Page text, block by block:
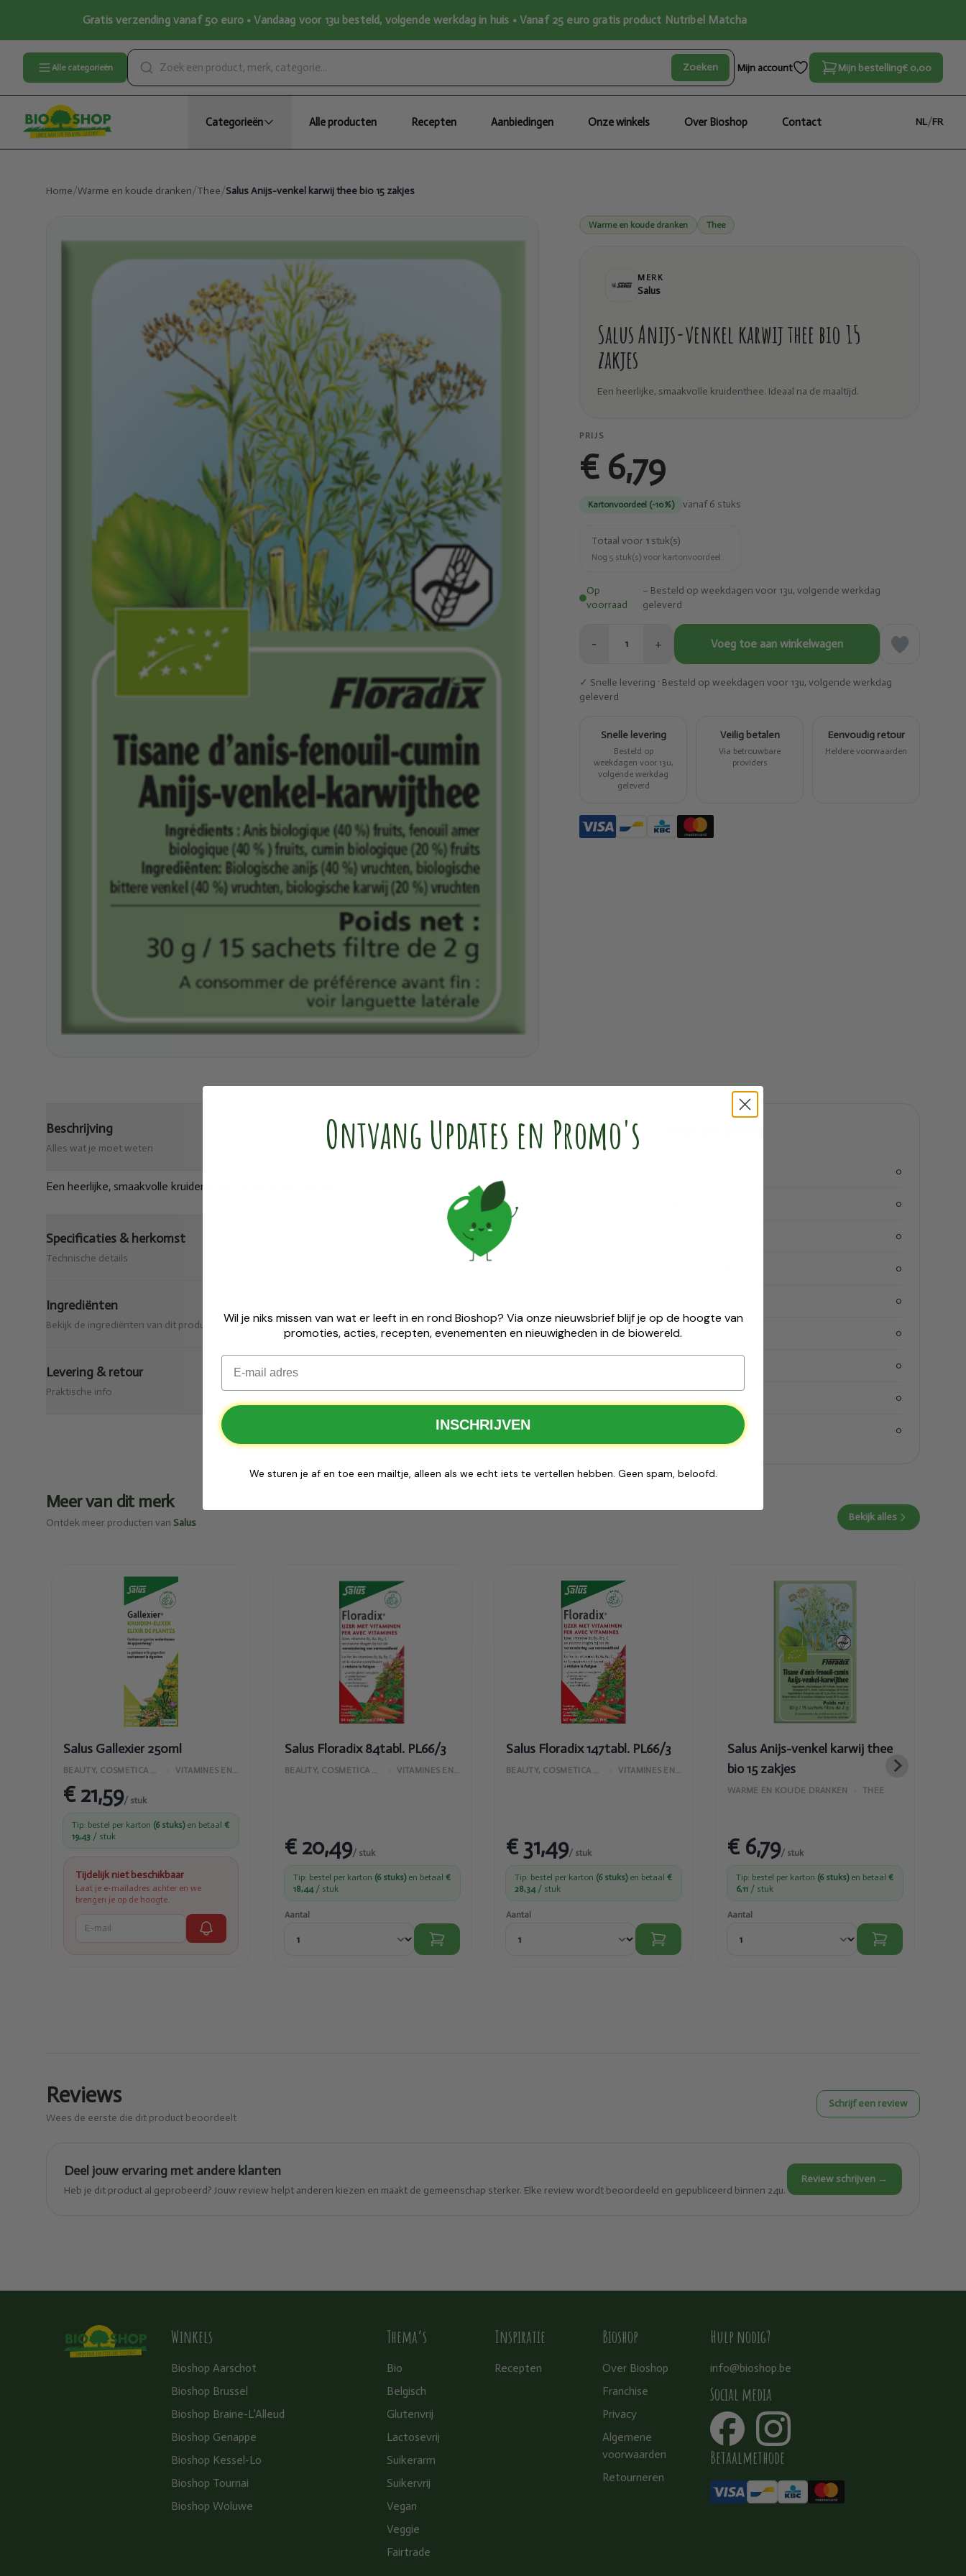
Gratis verzending vanaf 50 euro • Vandaag voor 13u besteld, volgende werkdag in huis • Vanaf 25 euro gratis product Nutribel Matcha
Alle categorieën Zoeken Mijn account Mijn bestelling€ 0,00
Categorieën Alle producten Recepten Aanbiedingen Onze winkels Over Bioshop Contact NL/FR
Home/Warme en koude dranken/Thee/Salus Anijs-venkel karwij thee bio 15 zakjes
Warme en koude dranken Thee
MERK
Salus
Salus Anijs-venkel karwij thee bio 15
zakjes
Een heerlijke, smaakvolle kruidenthee. Ideaal na de maaltijd.
PRIJS
€ 6,79
Kartonvoordeel (-10%) vanaf 6 stuks
Totaal voor 1 stuk(s)
Nog 5 stuk(s) voor kartonvoordeel.
Op
voorraad
– Besteld op weekdagen voor 13u, volgende werkdag
geleverd
− 1 + Voeg toe aan winkelwagen
✓ Snelle levering · Besteld op weekdagen voor 13u, volgende werkdag
geleverd
Snelle levering
Besteld op
weekdagen voor 13u,
volgende werkdag
geleverd
Veilig betalen
Via betrouwbare
providers
Eenvoudig retour
Heldere voorwaarden
Beschrijving
Alles wat je moet weten
Een heerlijke, smaakvolle kruidenthee. Ideaal na de maaltijd.
Specificaties & herkomst
Technische details
Ingrediënten
Bekijk de ingrediënten van dit product.
Levering & retour
Praktische info
0
0
0
0
0
koolhydraaten suiker 0
0
0
0
Meer van dit merk
Ontdek meer producten van Salus Bekijk alles
Toegevoegd
Gallexier
Salus Gallexier 250ml
BEAUTY, COSMETICA EN LICHAAMVERZORGING VITAMINES EN SUPPLEMENTEN
€ 21,59/ stuk
Tip: bestel per karton (6 stuks) en betaal €
19,43 / stuk
Tijdelijk niet beschikbaar
Laat je e-mailadres achter en we
brengen je op de hoogte.
Toegevoegd
Salus Floradix
Salus Floradix 84tabl. PL66/3
BEAUTY, COSMETICA EN LICHAAMVERZORGING VITAMINES EN SUPPLEMENTEN
€ 20,49/ stuk
Tip: bestel per karton (6 stuks) en betaal €
18,44/ stuk
Aantal
Toegevoegd
Salus Floradix
Salus Floradix 147tabl. PL66/3
BEAUTY, COSMETICA EN LICHAAMVERZORGING VITAMINES EN SUPPLEMENTEN
€ 31,49/ stuk
Tip: bestel per karton (6 stuks) en betaal €
28,34/ stuk
Aantal
Toegevoegd
Salus Anijs-
venkel karwij
thee bio 15
Salus Anijs-venkel karwij thee
bio 15 zakjes
WARME EN KOUDE DRANKEN THEE
€ 6,79/ stuk
Tip: bestel per karton (6 stuks) en betaal €
6,11 / stuk
Aantal
Reviews
Wees de eerste die dit product beoordeelt
Schrijf een review
Deel jouw ervaring met andere klanten
Heb je dit product al geprobeerd? Jouw review helpt anderen kiezen en maakt de gemeenschap sterker. Elke review wordt beoordeeld en gepubliceerd binnen 24u.
Review schrijven →
Winkels
Bioshop Aarschot
Bioshop Brussel
Bioshop Braine-L’Alleud
Bioshop Genappe
Bioshop Kessel-Lo
Bioshop Tournai
Bioshop Woluwe
Thema’s
Bio
Belgisch
Glutenvrij
Lactosevrij
Suikerarm
Suikervrij
Vegan
Veggie
Fairtrade
Inspiratie
Recepten
Bioshop
Over Bioshop
Franchise
Privacy
Algemene
voorwaarden
Retourneren
Hulp nodig?
info@bioshop.be
Social media
Betaalmethode
Ontvang Updates en Promo's
Wil je niks missen van wat er leeft in en rond Bioshop? Via onze nieuwsbrief blijf je op de hoogte van
promoties, acties, recepten, evenementen en nieuwigheden in de biowereld.
Email
INSCHRIJVEN
We sturen je af en toe een mailtje, alleen als we echt iets te vertellen hebben. Geen spam, beloofd.
Bij een bestelling vanaf € 25 ontvang je gratis ceremoniële matcha van
✅100 % biologisch
Zolang de voorraad strekt
Bestel nu